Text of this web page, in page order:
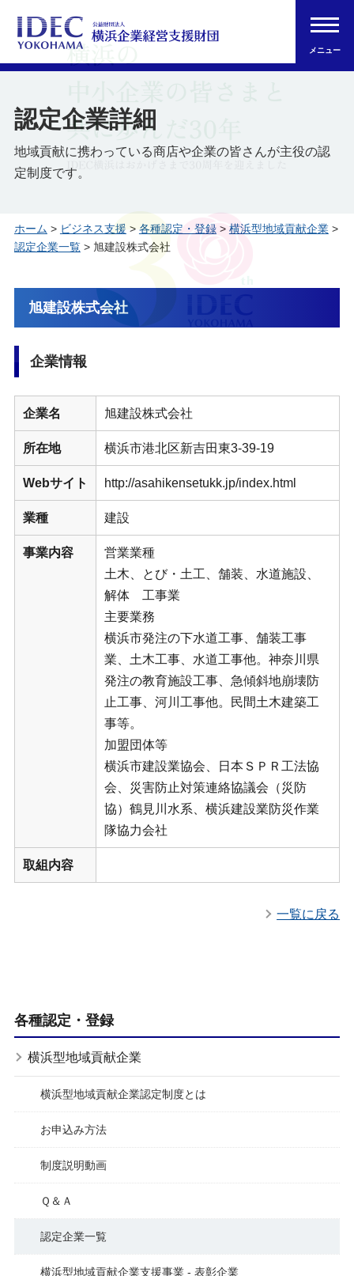
メニュー
認定企業詳細
地域貢献に携わっている商店や企業の皆さんが主役の認
定制度です。
ホーム > ビジネス支援 > 各種認定・登録> 横浜型地域貢献企業>
認定企業一覧> 旭建設株式会社
旭建設株式会社
企業情報
企業名 旭建設株式会社
所在地 横浜市港北区新吉田東3-39-19
Webサイト http://asahikensetukk.jp/index.html
業種 建設
事業内容
営業業種
土木、とび・土工、舗装、水道施設、
解体 工事業
主要業務
横浜市発注の下水道工事、舗装工事
業、土木工事、水道工事他。神奈川県
発注の教育施設工事、急傾斜地崩壊防
止工事、河川工事他。民間土木建築工
事等。
加盟団体等
横浜市建設業協会、日本ＳＰＲ工法協
会、災害防止対策連絡協議会（災防
協）鶴見川水系、横浜建設業防災作業
隊協力会社
取組内容
一覧に戻る
各種認定・登録
横浜型地域貢献企業
横浜型地域貢献企業認定制度とは
お申込み方法
制度説明動画
Ｑ＆Ａ
認定企業一覧
横浜型地域貢献企業支援事業 - 表彰企業